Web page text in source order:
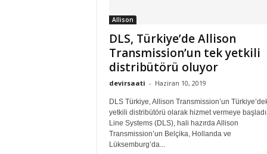
Allison
DLS, Türkiye’de Allison
Transmission’un tek yetkili
distribütörü oluyor
devirsaati - Haziran 10, 2019
DLS Türkiye, Allison Transmission’un
yetkili distribütörü olarak hizmet vermeye
Line Systems (DLS), hali hazırda Allison
Transmission’un Belçika, Hollanda ve
Lüksemburg’da...